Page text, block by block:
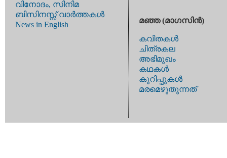
വിനോദം, സിനിമ
ബിസിനസ്സ് വാര്‍ത്തകള്‍
News in English
മഞ്ഞ (മാഗസിന്‍)
കവിതകള്‍
ചിത്രകല
അഭിമുഖം
കഥകള്‍
കുറിപ്പുകള്‍
മരമെഴുതുന്നത്